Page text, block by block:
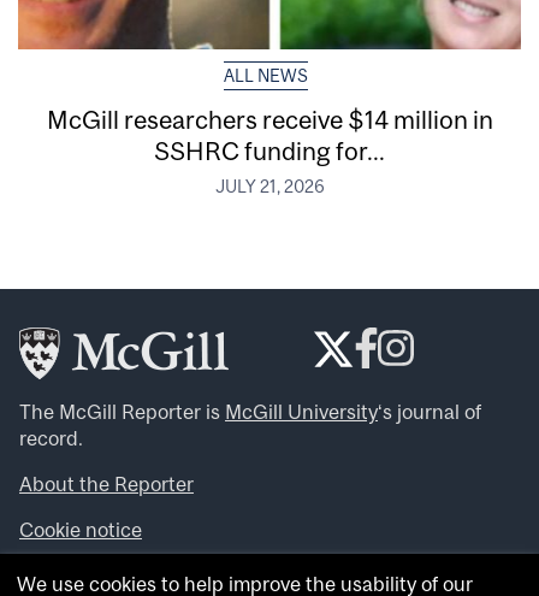
ALL NEWS
McGill researchers receive $14 million in
SSHRC funding for...
JULY 21, 2026
The McGill Reporter is McGill University‘s journal of
record.
About the Reporter
Cookie notice
Looking for more news, videos and expert opinions? Try
We use cookies to help improve the usability of our